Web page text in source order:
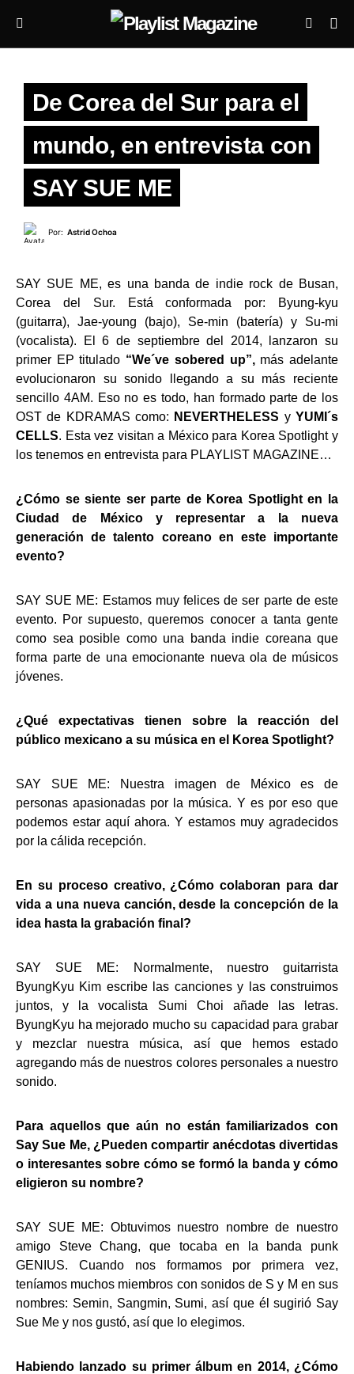
De Corea del Sur para el
mundo, en entrevista con
SAY SUE ME
Por: Astrid Ochoa
SAY SUE ME, es una banda de indie rock de Busan,
Corea del Sur. Está conformada por: Byung-kyu
(guitarra), Jae-young (bajo), Se-min (batería) y Su-mi
(vocalista). El 6 de septiembre del 2014, lanzaron su
primer EP titulado “We´ve sobered up”, más adelante
evolucionaron su sonido llegando a su más reciente
sencillo 4AM. Eso no es todo, han formado parte de los
OST de KDRAMAS como: NEVERTHELESS yYUMI´s
CELLS. Esta vez visitan a México para Korea Spotlight y
los tenemos en entrevista para PLAYLIST MAGAZINE…
¿Cómo se siente ser parte de Korea Spotlight en la
Ciudad de México y representar a la nueva
generación de talento coreano en este importante
evento?
SAY SUE ME: Estamos muy felices de ser parte de este
evento. Por supuesto, queremos conocer a tanta gente
como sea posible como una banda indie coreana que
forma parte de una emocionante nueva ola de músicos
jóvenes.
¿Qué expectativas tienen sobre la reacción del
público mexicano a su música en el Korea Spotlight?
SAY SUE ME: Nuestra imagen de México es de
personas apasionadas por la música. Y es por eso que
podemos estar aquí ahora. Y estamos muy agradecidos
por la cálida recepción.
En su proceso creativo, ¿Cómo colaboran para dar
vida a una nueva canción, desde la concepción de la
idea hasta la grabación final?
SAY SUE ME: Normalmente, nuestro guitarrista
ByungKyu Kim escribe las canciones y las construimos
juntos, y la vocalista Sumi Choi añade las letras.
ByungKyu ha mejorado mucho su capacidad para grabar
y mezclar nuestra música, así que hemos estado
agregando más de nuestros colores personales a nuestro
sonido.
Para aquellos que aún no están familiarizados con
Say Sue Me, ¿Pueden compartir anécdotas divertidas
o interesantes sobre cómo se formó la banda y cómo
eligieron su nombre?
SAY SUE ME: Obtuvimos nuestro nombre de nuestro
amigo Steve Chang, que tocaba en la banda punk
GENIUS. Cuando nos formamos por primera vez,
teníamos muchos miembros con sonidos de S y M en sus
nombres: Semin, Sangmin, Sumi, así que él sugirió Say
Sue Me y nos gustó, así que lo elegimos.
Habiendo lanzado su primer álbum en 2014, ¿Cómo